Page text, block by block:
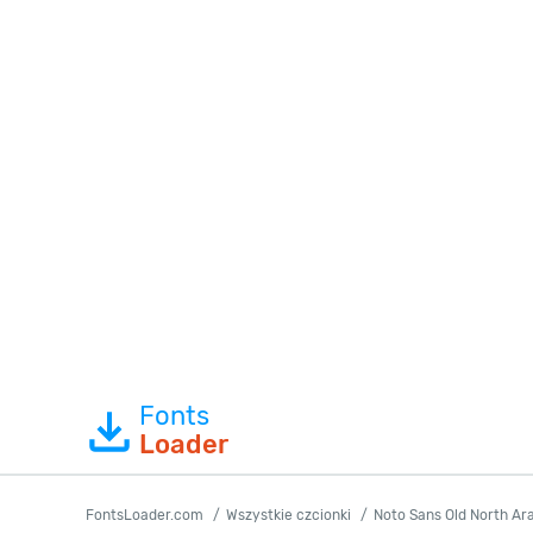
Fonts
Loader
FontsLoader.com Wszystkie czcionki Noto Sans Old North